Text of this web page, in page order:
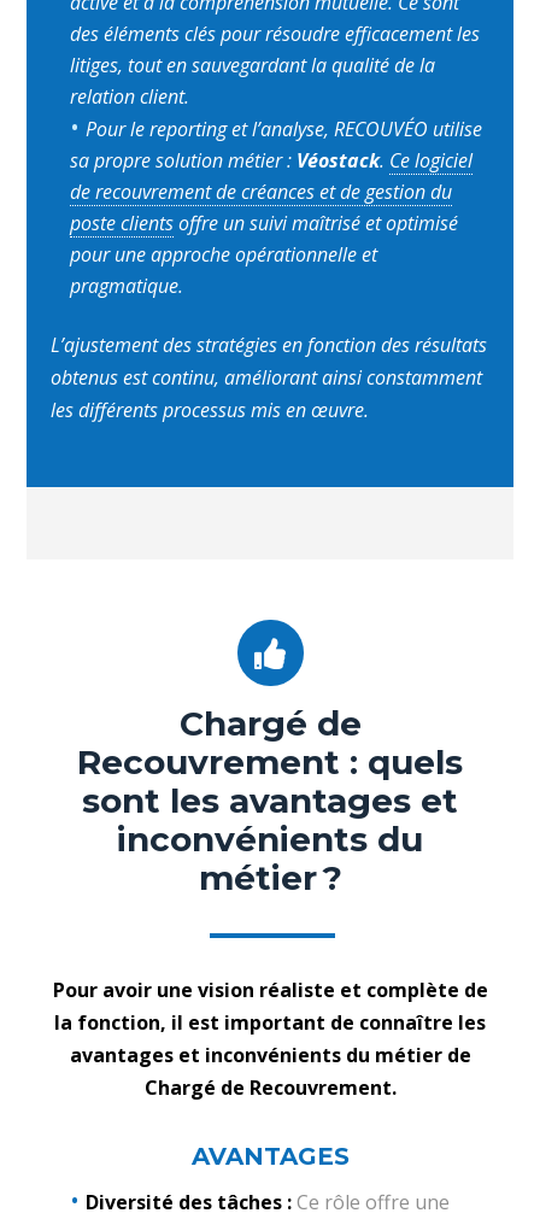
des éléments clés pour résoudre efficacement les
litiges, tout en sauvegardant la qualité de la
relation client.
Pour le reporting et l’analyse, RECOUVÉO utilise
sa propre solution métier : Véostack. Ce logiciel
de recouvrement de créances et de gestion du
poste clientsoffre un suivi maîtrisé et optimisé
pour une approche opérationnelle et
pragmatique.
L’ajustement des stratégies en fonction des résultats
obtenus est continu, améliorant ainsi constamment
les différents processus mis en œuvre.
Chargé de
Recouvrement : quels
sont les avantages et
inconvénients du
métier ?
Pour avoir une vision réaliste et complète de
la fonction, il est important de connaître les
avantages et inconvénients du métier de
Chargé de Recouvrement.
AVANTAGES
Diversité des tâches :Ce rôle offre une